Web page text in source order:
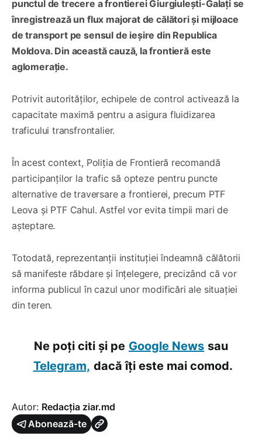
punctul de trecere a frontierei Giurgiulești-Galați se
înregistrează un flux majorat de călători și mijloace
de transport pe sensul de ieșire din Republica
Moldova. Din această cauză, la frontieră este
aglomerație.
Potrivit autorităților, echipele de control activează la
capacitate maximă pentru a asigura fluidizarea
traficului transfrontalier.
În acest context, Poliția de Frontieră recomandă
participanților la trafic să opteze pentru puncte
alternative de traversare a frontierei, precum PTF
Leova și PTF Cahul. Astfel vor evita timpii mari de
așteptare.
Totodată, reprezentanții instituției îndeamnă călătorii
să manifeste răbdare și înțelegere, precizând că vor
informa publicul în cazul unor modificări ale situației
din teren.
Ne poți citi și pe Google News sau
Telegram, dacă îți este mai comod.
Autor: Redacția ziar.md
Abonează-te